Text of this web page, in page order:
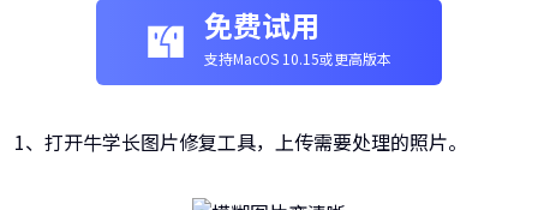
免费试用
支持MacOS 10.15或更高版本
1、打开牛学长图片修复工具，上传需要处理的照片。